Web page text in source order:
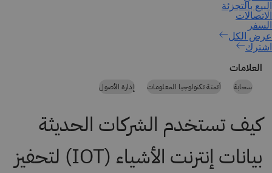
اشترك
العلامات
سحابة أتمتة تكنولوجيا المعلومات إدارة الأصول
كيف تستخدم الشركات الحديثة
بيانات إنترنت الأشياء (IOT) لتحفيز